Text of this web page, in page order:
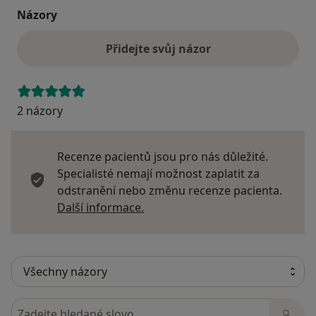
Názory
Přidejte svůj názor
2 názory
Recenze pacientů jsou pro nás důležité.
Specialisté nemají možnost zaplatit za
odstranění nebo změnu recenze pacienta.
Další informace.
Hledejte v názorech